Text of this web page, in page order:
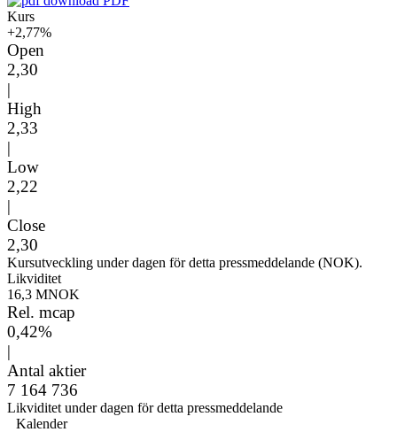
Kurs
+2,77%
Open
2,30
|
High
2,33
|
Low
2,22
|
Close
2,30
Kursutveckling under dagen för detta pressmeddelande (NOK).
Likviditet
16,3 MNOK
Rel. mcap
0,42%
|
Antal aktier
7 164 736
Likviditet under dagen för detta pressmeddelande
Kalender